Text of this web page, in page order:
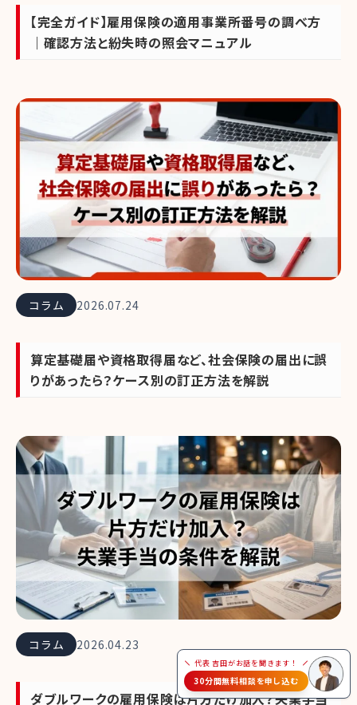
【完全ガイド】雇用保険の適用事業所番号の調べ方
｜確認方法と紛失時の照会マニュアル
コラム 2026.07.24
算定基礎届や資格取得届など、社会保険の届出に誤
りがあったら？ケース別の訂正方法を解説
コラム 2026.04.23
ダブルワークの雇用保険は片方だけ加入？失業手当
代表 吉田がお話を聞きます！
30分間無料相談を申し込む